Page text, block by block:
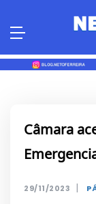
Câmara
29/11/2023 |